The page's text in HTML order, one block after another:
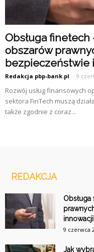
Obsługa
obszarów
bezpieczeństwie
Redakcja pbp-bank.pl - 9
Rozwój usług finansowych
sektora FinTech muszą
także zgodnie z coraz...
REDAKCJA
9 czerwca
Jak